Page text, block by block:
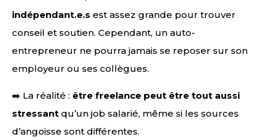
indépendant.e.s est assez grande pour trouver
conseil et soutien. Cependant, un auto-
entrepreneur ne pourra jamais se reposer sur son
employeur ou ses collègues.
➡️ La réalité : être freelance peut être tout aussi
stressant qu’un job salarié, même si les sources
d’angoisse sont différentes.